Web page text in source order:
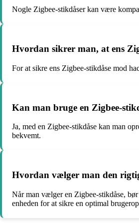
Nogle Zigbee-stikdåser kan være
Hvordan sikrer man, at ens
For at sikre ens Zigbee-stikdåse mod
Kan man bruge en Zigbee-
Ja, med en Zigbee-stikdåse kan man
bekvemt.
Hvordan vælger man den
Når man vælger en Zigbee-stikdåse,
enheden for at sikre en optimal